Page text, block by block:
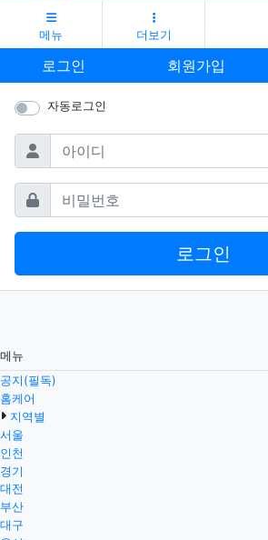
메뉴 더보기
로그인 회원가입
자동로그인
아이디
비밀번호
로그인
메뉴
공지(필독)
홈케어
지역별
서울
인천
경기
대전
부산
대구